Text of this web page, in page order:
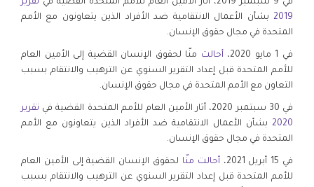
في 9 سبتمبر 2019، أثار الأمين العام للأمم المتحدة القضية في
تقرير
2019 بشأن الأعمال الانتقامية ضد الأفراد الذين يتعاونون مع الأمم
المتحدة في مجال حقوق الإنسان.
في 1 مايو 2020، أحالت منّا لحقوق الإنسان القضية إلى الأمين العام
للأمم المتحدة قبل إعداد التقرير السنوي عن الترهيب والانتقام بسبب
التعاون مع الأمم المتحدة في مجال حقوق الإنسان.
في 30 سبتمبر 2020، أثار الأمين العام للأمم المتحدة القضية في
تقرير
2020 بشأن الأعمال الانتقامية ضد الأفراد الذين يتعاونون مع الأمم
المتحدة في مجال حقوق الإنسان.
في 15 أبريل 2021، أحالت منّا لحقوق الإنسان القضية إلى الأمين العام
للأمم المتحدة قبل إعداد التقرير السنوي عن الترهيب والانتقام بسبب